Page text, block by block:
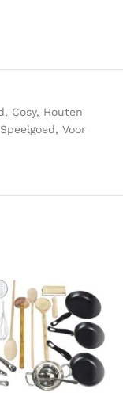
, Cosy, Houten
Speelgoed, Voor